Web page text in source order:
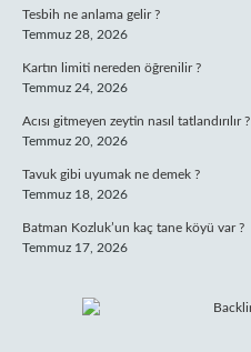
Tesbih ne anlama gelir ?
Temmuz 28, 2026
Kartın limiti nereden öğrenilir ?
Temmuz 24, 2026
Acısı gitmeyen zeytin nasıl tatlandırılır ?
Temmuz 20, 2026
Tavuk gibi uyumak ne demek ?
Temmuz 18, 2026
Batman Kozluk’un kaç tane köyü var ?
Temmuz 17, 2026